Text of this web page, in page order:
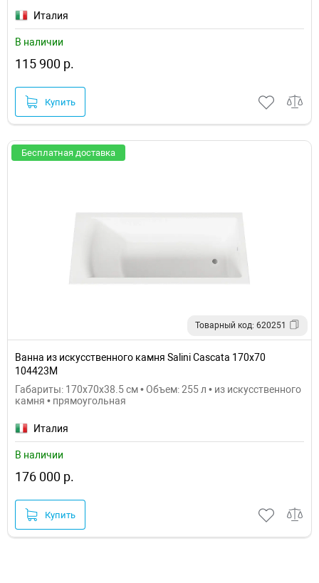
Италия
В наличии
115 900 р.
Купить
Бесплатная доставка
Товарный код: 620251
Ванна из искусственного камня Salini Cascata 170х70
104423M
Габариты: 170x70x38.5 см • Объем: 255 л • из искусственного
камня • прямоугольная
Италия
В наличии
176 000 р.
Купить